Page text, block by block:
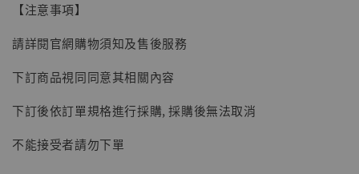
子彈飛 鵝城縣長 張麻子 [BK01]
NT$ 4,980
【注意事項】
請詳閱官網購物須知及售後服務
下訂商品視同同意其相關內容
下訂後依訂單規格進行採購, 採購後無法取消
不能接受者請勿下單